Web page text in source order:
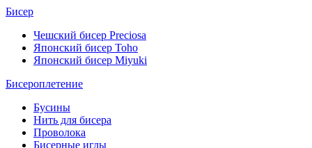
Бисер
Чешский бисер Preciosa
Японский бисер Toho
Японский бисер Miyuki
Бисероплетение
Бусины
Нить для бисера
Проволока
Бисерные иглы